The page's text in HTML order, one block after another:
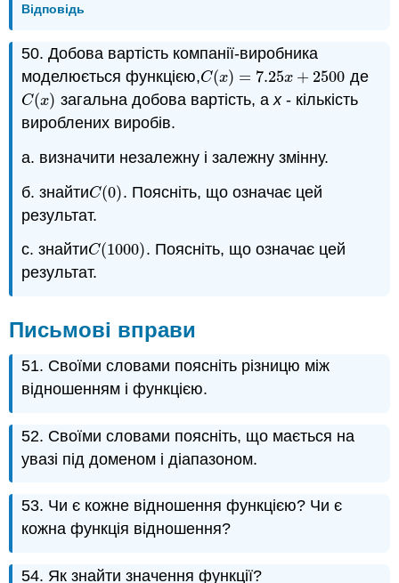
Відповідь
50. Добова вартість компанії-виробника
моделюється функцією,C(x) = 7.25x + 2500
C(x)=7.25x+2500 де
C(x)
C(x) загальна добова вартість, ах- кількість
вироблених виробів.
a. визначити незалежну і залежну змінну.
б. знайтиC(0)
C(0). Поясніть, що означає цей
результат.
с. знайтиC(1000)
C(1000). Поясніть, що означає цей
результат.
Письмові вправи
51. Своїми словами поясніть різницю між
відношенням і функцією.
52. Своїми словами поясніть, що мається на
увазі під доменом і діапазоном.
53. Чи є кожне відношення функцією? Чи є
кожна функція відношення?
54. Як знайти значення функції?